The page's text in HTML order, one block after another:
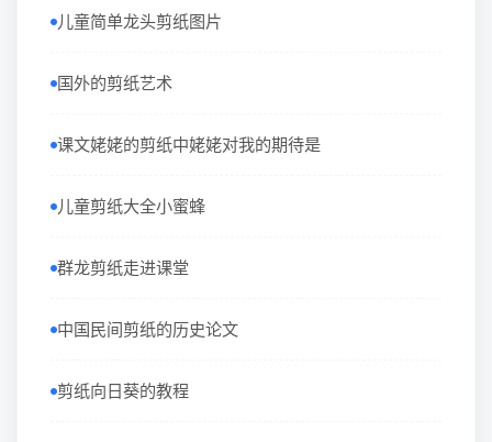
儿童简单龙头剪纸图片
国外的剪纸艺术
课文姥姥的剪纸中姥姥对我的期待是
儿童剪纸大全小蜜蜂
群龙剪纸走进课堂
中国民间剪纸的历史论文
剪纸向日葵的教程